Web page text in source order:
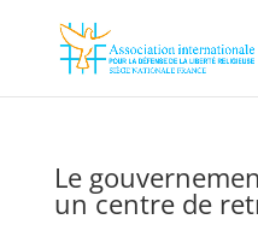
Le
un centre de